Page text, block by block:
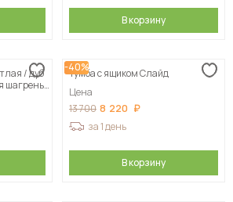
В корзину
/ дуб
шагрень
-40%
Тумба с ящиком Слайд
Цена
13 700 8 220
за 1 день
В корзину